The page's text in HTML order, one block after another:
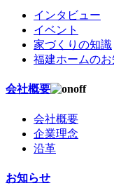
インタビュー
イベント
家づくりの知識
福建ホームの
会社概要
会社概要
企業理念
沿革
お知らせ